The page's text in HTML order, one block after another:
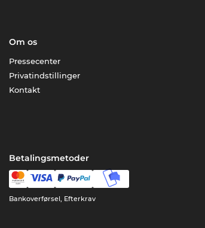
Om os
Pressecenter
Privatindstillinger
Kontakt
Betalingsmetoder
Bankoverførsel, Efterkrav